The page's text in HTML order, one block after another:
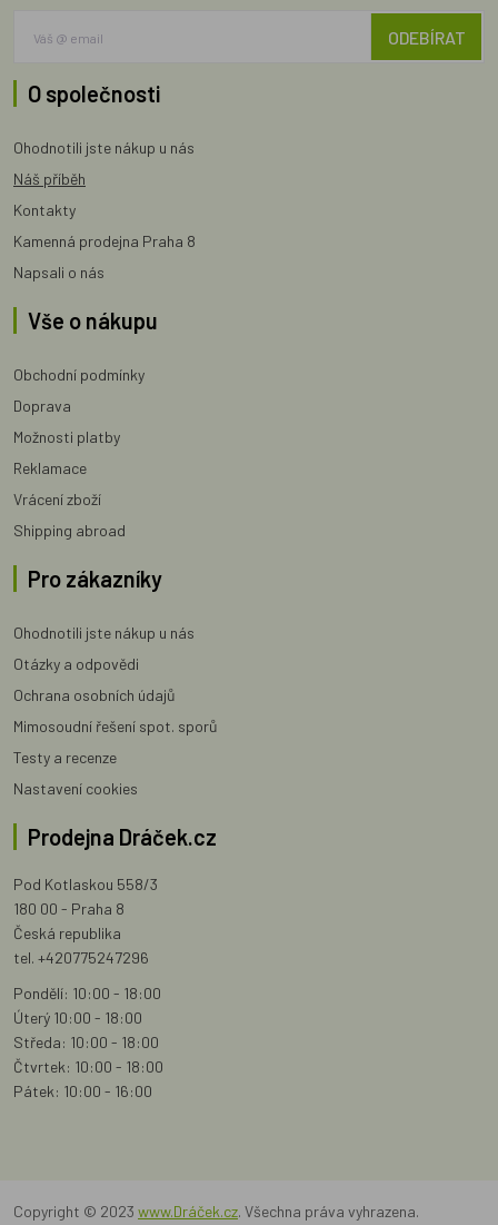
ODEBÍRAT
O společnosti
Ohodnotili jste nákup u nás
Náš příběh
Kontakty
Kamenná prodejna Praha 8
Napsali o nás
Vše o nákupu
Obchodní podmínky
Doprava
Možnosti platby
Reklamace
Vrácení zboží
Shipping abroad
Pro zákazníky
Ohodnotili jste nákup u nás
Otázky a odpovědi
Ochrana osobních údajů
Mimosoudní řešení spot. sporů
Testy a recenze
Nastavení cookies
Prodejna Dráček.cz
Pod Kotlaskou 558/3
180 00 - Praha 8
Česká republika
tel. +420775247296
Pondělí: 10:00 - 18:00
Úterý 10:00 - 18:00
Středa: 10:00 - 18:00
Čtvrtek: 10:00 - 18:00
Pátek: 10:00 - 16:00
Copyright © 2023 www.Dráček.cz. Všechna práva vyhrazena.